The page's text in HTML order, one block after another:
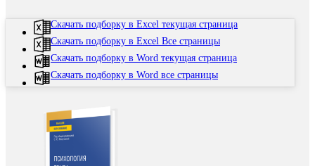
Скачать подборку в Excel текущая страница
Скачать подборку в Excel Все страницы
Скачать подборку в Word текущая страница
Скачать подборку в Word все страницы